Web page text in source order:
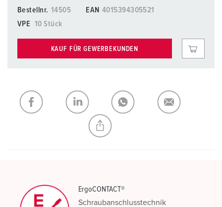
Bestellnr. 14505 EAN 4015394305521
VPE
10 Stück
KAUF FÜR GEWERBEKUNDEN
ErgoCONTACT®
Schraubanschlusstechnik